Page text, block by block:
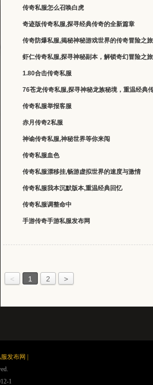
传奇私服怎么召唤白虎
奇迹版传奇私服,探寻经典传奇的全新篇章
传奇防爆私服,揭秘神秘游戏世界的传奇冒险之旅
虾仁传奇私服,探寻神秘副本，解锁奇幻冒险之旅
1.80合击传奇私服
76苍龙传奇私服,探寻神秘龙族秘境，重温经典
传奇私服举报客服
赤月传奇2私服
神谕传奇私服,神秘世界等你来闯
传奇私服血色
传奇私服漂移挂,畅游虚拟世界的速度与激情
传奇私服我本沉默版本,重温经典回忆
传奇私服调整命中
手游传奇手游私服发布网
< 1 2 >
发布网
1